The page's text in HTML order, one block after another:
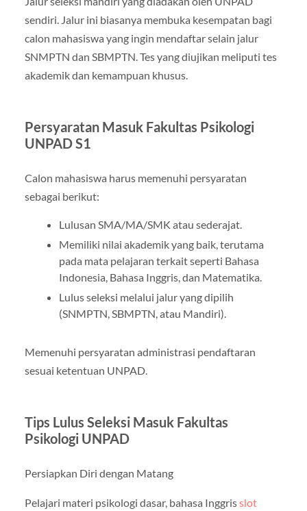
sendiri. Jalur ini biasanya membuka kesempatan bagi
calon mahasiswa yang ingin mendaftar selain jalur
SNMPTN dan SBMPTN. Tes yang diujikan meliputi tes
akademik dan kemampuan khusus.
Persyaratan Masuk Fakultas Psikologi
UNPAD S1
Calon mahasiswa harus memenuhi persyaratan
sebagai berikut:
Lulusan SMA/MA/SMK atau sederajat.
Memiliki nilai akademik yang baik, terutama
pada mata pelajaran terkait seperti Bahasa
Indonesia, Bahasa Inggris, dan Matematika.
Lulus seleksi melalui jalur yang dipilih
(SNMPTN, SBMPTN, atau Mandiri).
Memenuhi persyaratan administrasi pendaftaran
sesuai ketentuan UNPAD.
Tips Lulus Seleksi Masuk Fakultas
Psikologi UNPAD
Persiapkan Diri dengan Matang
Pelajari materi psikologi dasar, bahasa Inggrisslot